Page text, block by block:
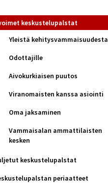
keskustelupalstat
Yleistä kehitysvammaisuudesta
Odottajille
Aivokurkiaisen puutos
Viranomaisten kanssa asiointi
Oma jaksaminen
Vammaisalan ammattilaisten
kesken
keskustelupalstat
periaatteet